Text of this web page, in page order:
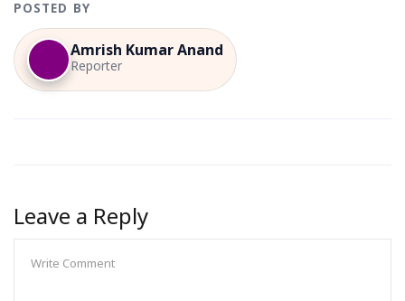
POSTED BY
Amrish Kumar Anand
Reporter
Leave a Reply